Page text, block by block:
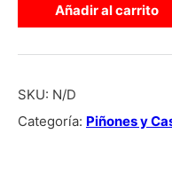
Añadir al carrito
SKU: N/D
Categoría: Piñones y